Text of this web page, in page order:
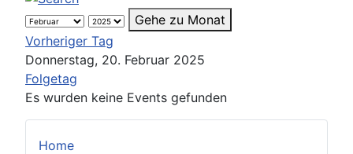
Home
Gehe zu Monat
Vorheriger Tag
Donnerstag, 20. Februar 2025
Folgetag
Es wurden keine Events gefunden